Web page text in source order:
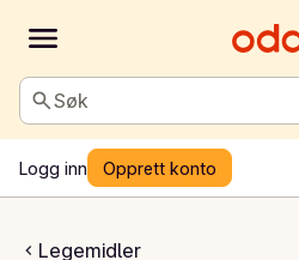
Søk
Logg inn Opprett konto
Legemidler
2 mg